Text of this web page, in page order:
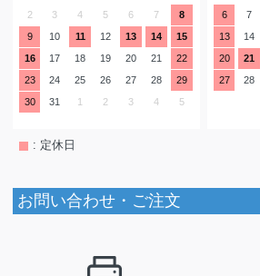
2
3 4 5 6 7
8
9
10 11 12 13 14
15
16
17 18 19 20 21
22
23
24 25 26 27 28
29
30
31 1 2 3 4 5
6
7
13
14
20
21
27
28
: 定休日
お問い合わせ・ご注文